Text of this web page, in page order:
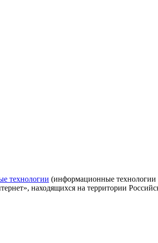
технологии (информационные технологии
находящихся на территории